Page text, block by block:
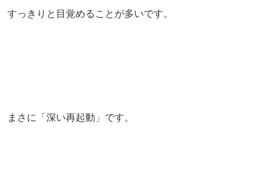
すっきりと目覚めることが多いです。
まさに「深い再起動」です。